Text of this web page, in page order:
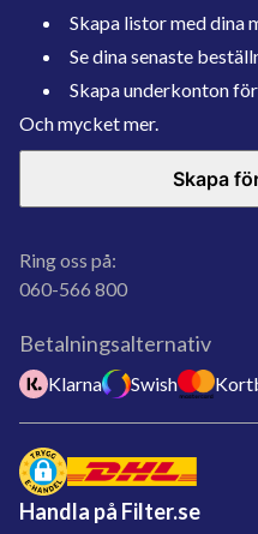
Skapa listor med dina
Se dina senaste
Skapa underkonton
Och mycket mer.
Skapa
Ring oss på:
060-566 800
Betalningsalternativ
Klarna Swish
Handla på Filter.se